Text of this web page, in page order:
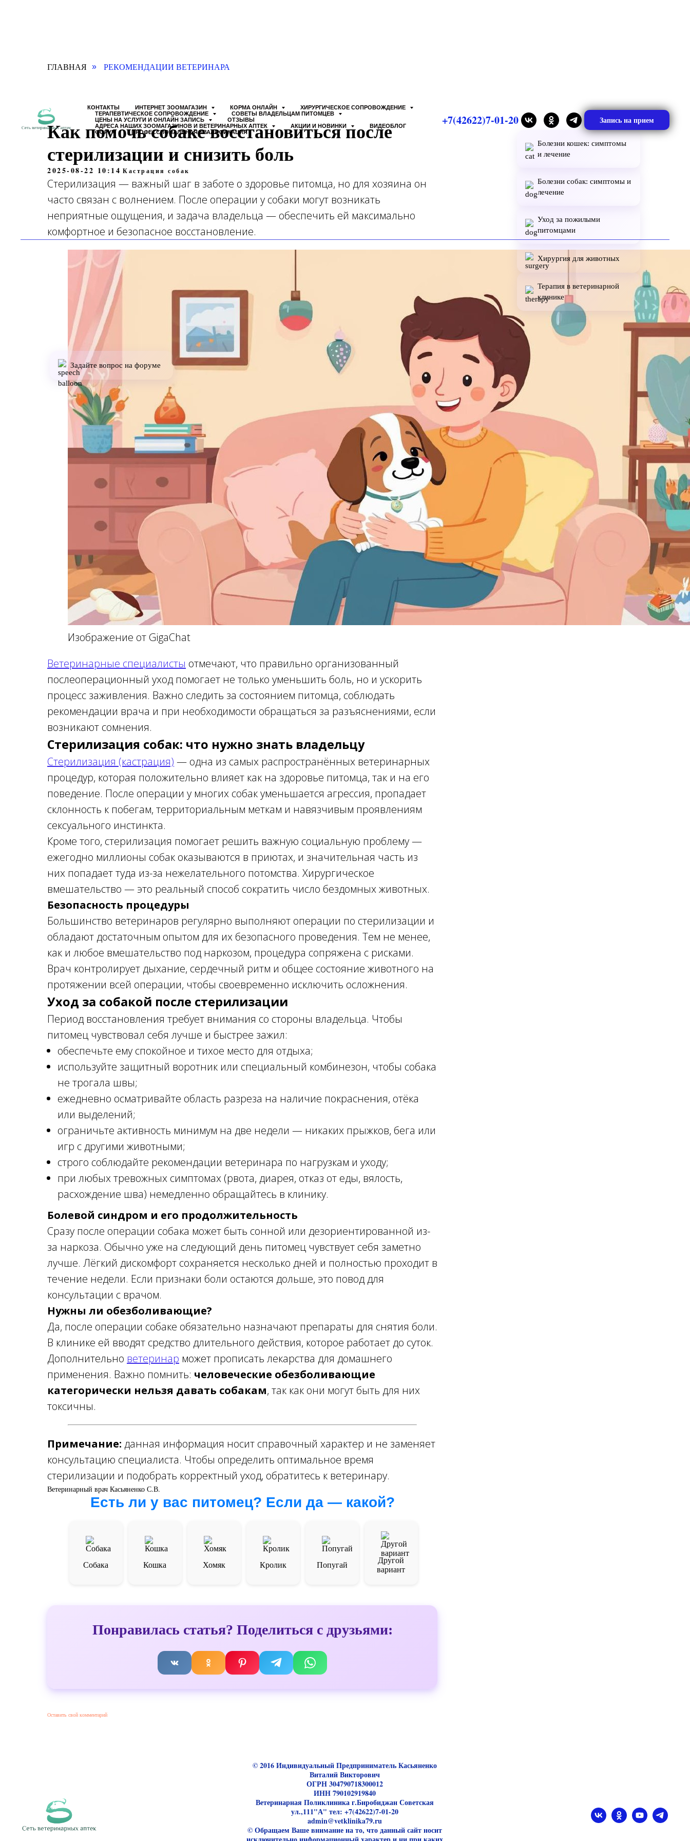
КОНТАКТЫ ИНТЕРНЕТ ЗООМАГАЗИН КОРМА ОНЛАЙН
ХИРУРГИЧЕСКОЕ СОПРОВОЖДЕНИЕ
ТЕРАПЕВТИЧЕСКОЕ СОПРОВОЖДЕНИЕ
СОВЕТЫ ВЛАДЕЛЬЦАМ ПИТОМЦЕВ
ЦЕНЫ НА УСЛУГИ И ОНЛАЙН ЗАПИСЬ
ОТЗЫВЫ
АДРЕСА НАШИХ ЗООМАГАЗИНОВ И ВЕТЕРИНАРНЫХ АПТЕК
АКЦИИ И НОВИНКИ
ВИДЕОБЛОГ
ФОРУМ
ПРОФЕССИОНАЛЬНАЯ КВАЛИФИКАЦИЯ
+7(42622)7-01-20 Запись на прием
ГЛАВНАЯ » РЕКОМЕНДАЦИИ ВЕТЕРИНАРА
Как помочь собаке восстановиться после
стерилизации и снизить боль
2025-08-22 10:14 Кастрация собак
Стерилизация — важный шаг в заботе о здоровье питомца, но для хозяина он
часто связан с волнением. После операции у собаки могут возникать
неприятные ощущения, и задача владельца — обеспечить ей максимально
комфортное и безопасное восстановление.
Изображение от GigaChat
Ветеринарные специалисты отмечают, что правильно организованный
послеоперационный уход помогает не только уменьшить боль, но и ускорить
процесс заживления. Важно следить за состоянием питомца, соблюдать
рекомендации врача и при необходимости обращаться за разъяснениями, если
возникают сомнения.
Стерилизация собак: что нужно знать владельцу
Стерилизация (кастрация) — одна из самых распространённых ветеринарных
процедур, которая положительно влияет как на здоровье питомца, так и на его
поведение. После операции у многих собак уменьшается агрессия, пропадает
склонность к побегам, территориальным меткам и навязчивым проявлениям
сексуального инстинкта.
Кроме того, стерилизация помогает решить важную социальную проблему —
ежегодно миллионы собак оказываются в приютах, и значительная часть из
них попадает туда из-за нежелательного потомства. Хирургическое
вмешательство — это реальный способ сократить число бездомных животных.
Безопасность процедуры
Большинство ветеринаров регулярно выполняют операции по стерилизации и
обладают достаточным опытом для их безопасного проведения. Тем не менее,
как и любое вмешательство под наркозом, процедура сопряжена с рисками.
Врач контролирует дыхание, сердечный ритм и общее состояние животного на
протяжении всей операции, чтобы своевременно исключить осложнения.
Уход за собакой после стерилизации
Период восстановления требует внимания со стороны владельца. Чтобы
питомец чувствовал себя лучше и быстрее зажил:
обеспечьте ему спокойное и тихое место для отдыха;
используйте защитный воротник или специальный комбинезон, чтобы собака
не трогала швы;
ежедневно осматривайте область разреза на наличие покраснения, отёка
или выделений;
ограничьте активность минимум на две недели — никаких прыжков, бега или
игр с другими животными;
строго соблюдайте рекомендации ветеринара по нагрузкам и уходу;
при любых тревожных симптомах (рвота, диарея, отказ от еды, вялость,
расхождение шва) немедленно обращайтесь в клинику.
Болевой синдром и его продолжительность
Сразу после операции собака может быть сонной или дезориентированной из-
за наркоза. Обычно уже на следующий день питомец чувствует себя заметно
лучше. Лёгкий дискомфорт сохраняется несколько дней и полностью проходит в
течение недели. Если признаки боли остаются дольше, это повод для
консультации с врачом.
Нужны ли обезболивающие?
Да, после операции собаке обязательно назначают препараты для снятия боли.
В клинике ей вводят средство длительного действия, которое работает до суток.
Дополнительно ветеринар может прописать лекарства для домашнего
применения. Важно помнить: человеческие обезболивающие
категорически нельзя давать собакам, так как они могут быть для них
токсичны.
Примечание: данная информация носит справочный характер и не заменяет
консультацию специалиста. Чтобы определить оптимальное время
стерилизации и подобрать корректный уход, обратитесь к ветеринару.
Ветеринарный врач Касьяненко С.В.
Есть ли у вас питомец? Если да — какой?
Собака Кошка Хомяк Кролик Попугай
Другой
вариант
Понравилась статья? Поделиться с друзьями:
Оставить свой комментарий
Болезни кошек: симптомы
и лечение
Болезни собак: симптомы и
лечение
Уход за пожилыми
питомцами
Хирургия для животных
Терапия в ветеринарной
клинике
Задайте вопрос на форуме
© 2016 Индивидуальный Предприниматель Касьяненко
Виталий Викторович
ОГРН 304790718300012
ИНН 790102919840
Ветеринарная Поликлиника г.Биробиджан Советская
ул.,111"А" тел: +7(42622)7-01-20
admin@vetklinika79.ru
© Обращаем Ваше внимание на то, что данный сайт носит